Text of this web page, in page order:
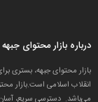
درباره بازار محتوای جبهه
بازار محتوای جبهه، بستری
انقلاب اسلامی است.بازار
می‌باشد. دسترسی سریع،